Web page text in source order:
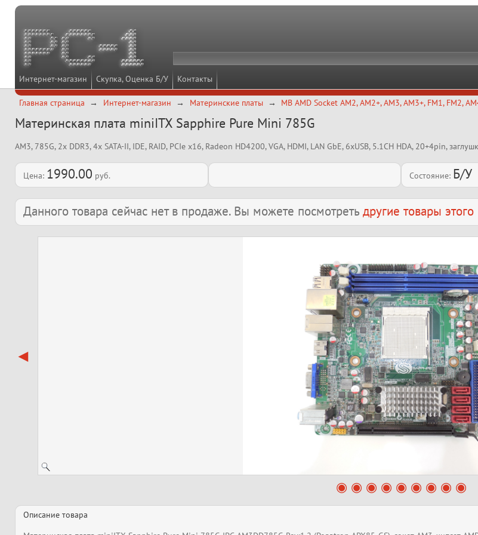
Интернет-магазин Скупка, Оценка Б/У Контакты
Главная страница Интернет-магазин Материнские платы MB AMD Socket AM2, AM2+, AM3, AM3+, FM1, FM2,
Материнская плата miniITX Sapphire Pure Mini 785G
AM3, 785G, 2x DDR3, 4x SATA-II, IDE, RAID, PCIe x16, Radeon HD4200, VGA, HDMI, LAN GbE, 6xUSB, 5.1CH HDA, 20+4pin,
Цена: 1990.00 руб. Состояние: Б/У
Данного товара сейчас нет в продаже. Вы можете посмотреть другие товары этого
Описание товара